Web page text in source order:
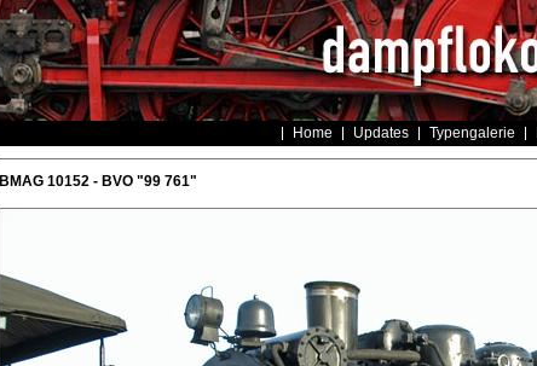
Home Updates Typengalerie
BMAG 10152 - BVO "99 761"